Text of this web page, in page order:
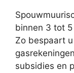
binnen 3 tot
Zo bespaart
subsidies en